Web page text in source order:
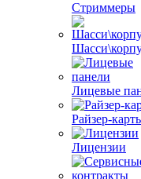
Стриммеры
Лицевые
Райзер-
Лицензии